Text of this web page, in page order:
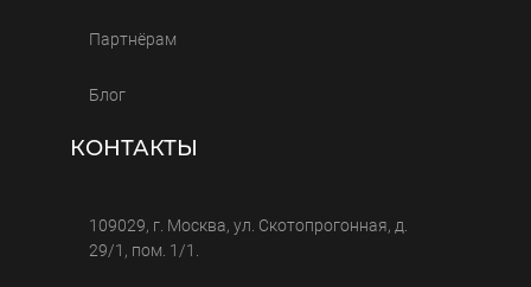
Партнёрам
Блог
КОНТАКТЫ
109029, г. Москва, ул. Скотопрогонная, д.
29/1, пом. 1/1.